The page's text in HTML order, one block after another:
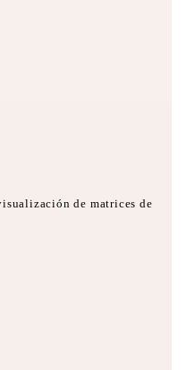
de matrices de